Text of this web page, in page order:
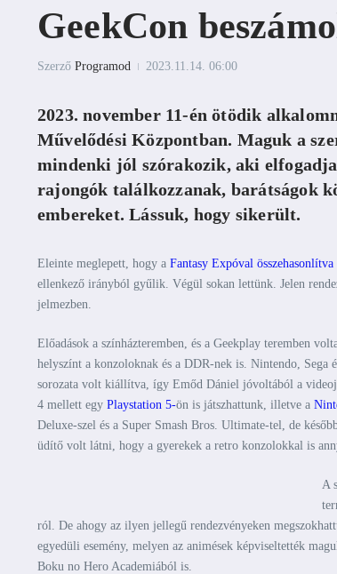
GeekCon
Szerző Programod 2023.11.14. 06:00
2023. november 11-én ötödik
Művelődési Központban. Maguk a
mindenki jól szórakozik, aki
rajongók találkozzanak, barátságok
embereket. Lássuk, hogy sikerült.
Eleinte meglepett, hogy a Fantasy Expóval összehasonlítva
ellenkező irányból gyűlik. Végül sokan lettünk. Jelen
jelmezben.
Előadások a színházteremben, és a Geekplay teremben
helyszínt a konzoloknak és a DDR-nek is. Nintendo, Sega
sorozata volt kiállítva, így Emőd Dániel jóvoltából a
4 mellett egy Playstation 5-ön is játszhattunk, illetve a
Deluxe-szel és a Super Smash Bros. Ultimate-tel, de
üdítő volt látni, hogy a gyerekek a retro konzolokkal is
A
ról. De ahogy az ilyen jellegű rendezvényeken
egyedüli esemény, melyen az animések képviseltették
Boku no Hero Academiából is.